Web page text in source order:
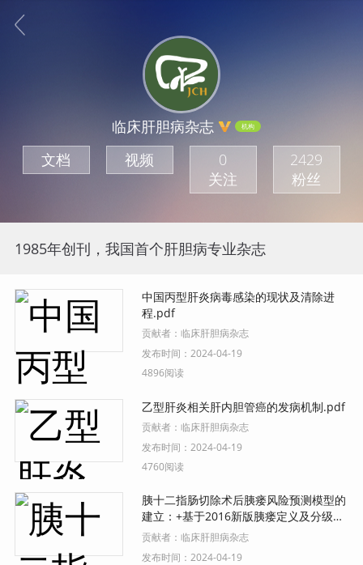
临床肝胆病杂志 机构
文档 视频
0
关注
2429
粉丝
1985年创刊，我国首个肝胆病专业杂志
中国丙型肝炎病毒感染的现状及清除进
程.pdf
贡献者： 临床肝胆病杂志
发布时间： 2024-04-19
4896阅读
乙型肝炎相关肝内胆管癌的发病机制.pdf
贡献者： 临床肝胆病杂志
发布时间： 2024-04-19
4760阅读
胰十二指肠切除术后胰瘘风险预测模型的
建立：+基于2016新版胰瘘定义及分级系
统.pdf
贡献者： 临床肝胆病杂志
发布时间： 2024-04-19